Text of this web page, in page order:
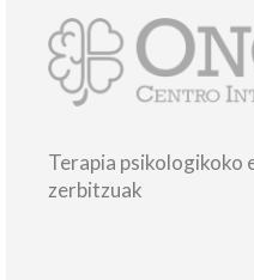
Terapia psikologikoko
zerbitzuak